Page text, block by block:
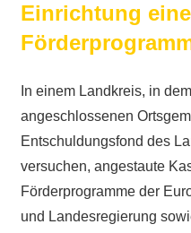
Einrichtung
In einem Landkreis, in
angeschlossenen
Entschuldungsfond des
versuchen, angestaute
Förderprogramme der
und Landesregierung